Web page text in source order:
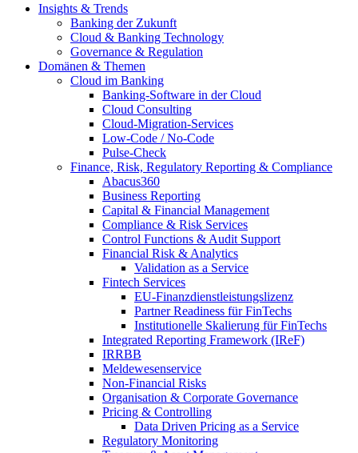
Insights & Trends
Banking der Zukunft
Cloud & Banking Technology
Governance & Regulation
Domänen & Themen
Cloud im Banking
Banking-​Software in der Cloud
Cloud Consulting
Cloud-Migration-Services
Low-Code / No-Code
Pulse-Check
Finance, Risk, Regulatory Reporting & Compliance
Abacus360
Business Reporting
Capital & Financial Management
Compliance & Risk Services
Control Functions & Audit Support
Financial Risk & Analytics
Validation as a Service
Fintech Services
EU-Finanzdienstleistungslizenz
Partner Readiness für FinTechs
Institutionelle Skalierung für FinTechs
Integrated Reporting Framework (IReF)
IRRBB
Meldewesenservice
Non-​Financial Risks
Organisation & Corporate Governance
Pricing & Controlling
Data Driven Pricing as a Service
Regulatory Monitoring